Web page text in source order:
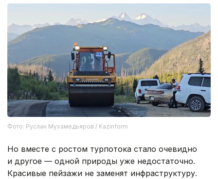
Фото: Руслан Мухамедьяров / Kazinform
Но вместе с ростом турпотока стало очевидно
и другое — одной природы уже недостаточно.
Красивые пейзажи не заменят инфраструктуру.